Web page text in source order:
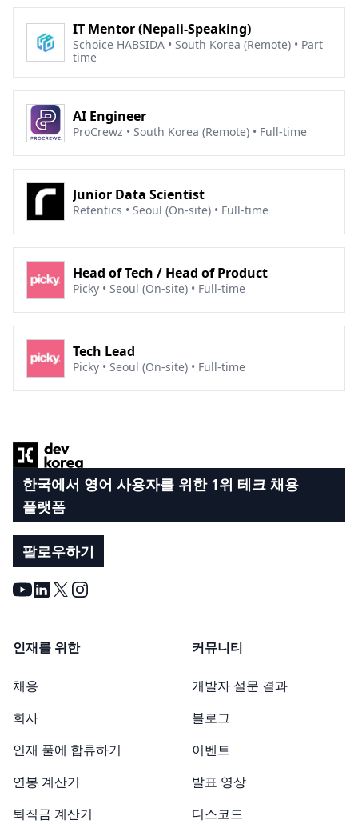
IT Mentor (Nepali-Speaking)
Schoice HABSIDA • South Korea (Remote) • Part
time
AI Engineer
ProCrewz • South Korea (Remote) • Full-time
Junior Data Scientist
Retentics • Seoul (On-site) • Full-time
Head of Tech / Head of Product
Picky • Seoul (On-site) • Full-time
Tech Lead
Picky • Seoul (On-site) • Full-time
한국에서 영어 사용자를 위한 1위 테크 채용
플랫폼
팔로우하기
Youtube
LinkedIn
X Instagram
인재를 위한
채용
회사
인재 풀에 합류하기
연봉 계산기
퇴직금 계산기
커뮤니티
개발자 설문 결과
블로그
이벤트
발표 영상
디스코드